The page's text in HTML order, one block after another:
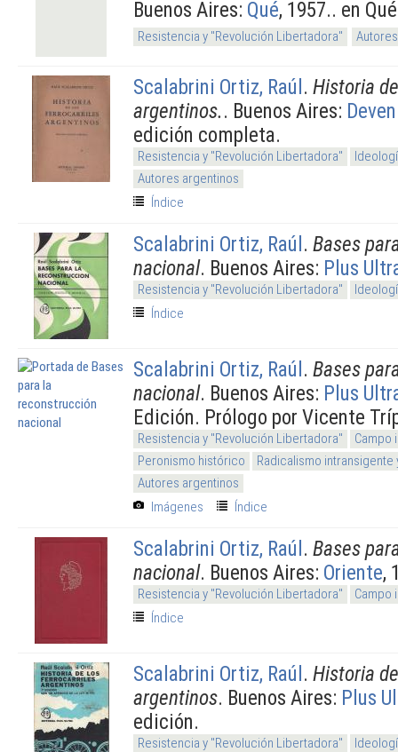
Buenos Aires: Qué, 1957.. en
Resistencia y "Revolución Libertadora"
Scalabrini Ortiz, Raúl. Historia
argentinos.. Buenos Aires:
edición completa.
Resistencia y "Revolución Libertadora"
Autores argentinos
Índice
Scalabrini Ortiz, Raúl. Bases
nacional. Buenos Aires: Plus
Resistencia y "Revolución Libertadora"
Índice
Scalabrini Ortiz, Raúl. Bases
nacional. Buenos Aires: Plus
Edición. Prólogo por Vicente
Resistencia y "Revolución Libertadora"
Campo
Peronismo histórico
Radicalismo
Autores argentinos
Imágenes
Índice
Scalabrini Ortiz, Raúl. Bases
nacional. Buenos Aires: Oriente,
Resistencia y "Revolución Libertadora"
Campo
Índice
Scalabrini Ortiz, Raúl. Historia
argentinos. Buenos Aires: Plus
edición.
Resistencia y "Revolución Libertadora"